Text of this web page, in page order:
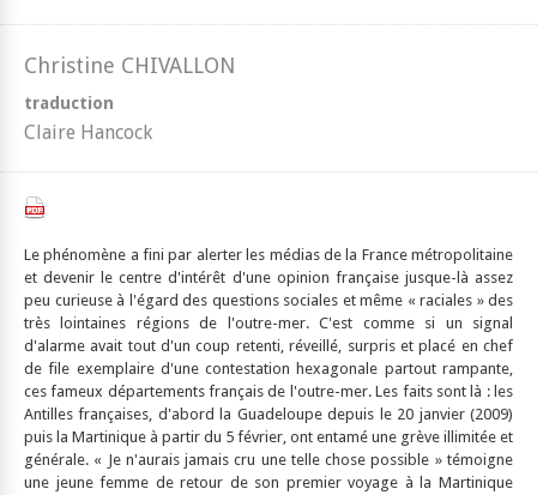
Christine CHIVALLON
traduction
Claire Hancock
Le phénomène a fini par alerter les médias de la France métropolitaine
et devenir le centre d'intérêt d'une opinion française jusque-là assez
peu curieuse à l'égard des questions sociales et même « raciales » des
très lointaines régions de l'outre-mer. C'est comme si un signal
d'alarme avait tout d'un coup retenti, réveillé, surpris et placé en chef
de file exemplaire d'une contestation hexagonale partout rampante,
ces fameux départements français de l'outre-mer. Les faits sont là : les
Antilles françaises, d'abord la Guadeloupe depuis le 20 janvier (2009)
puis la Martinique à partir du 5 février, ont entamé une grève illimitée et
générale. « Je n'aurais jamais cru une telle chose possible » témoigne
une jeune femme de retour de son premier voyage à la Martinique